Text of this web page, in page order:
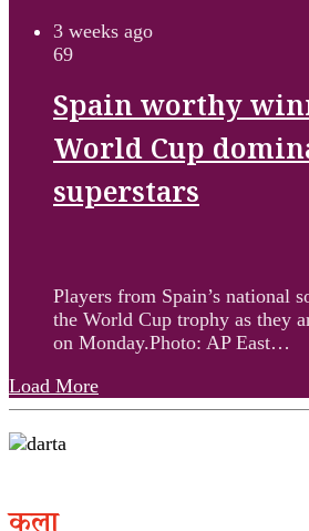
3 weeks ago
69
Spain worthy
World Cup
superstars
Players from Spain’s national
the World Cup trophy as they
on Monday.Photo: AP East…
Load More